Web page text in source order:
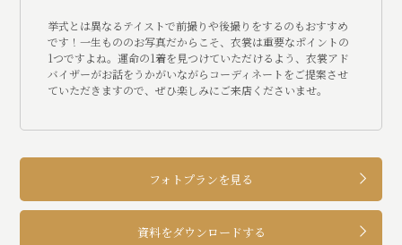
挙式とは異なるテイストで前撮りや後撮りをするのもおすすめ
です！一生もののお写真だからこそ、衣裳は重要なポイントの
1つですよね。運命の1着を見つけていただけるよう、衣裳アド
バイザーがお話をうかがいながらコーディネートをご提案させ
ていただきますので、ぜひ楽しみにご来店くださいませ。
フォトプランを見る
資料をダウンロードする